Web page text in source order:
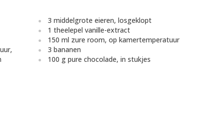
3 middelgrote eieren, losgeklopt
1 theelepel vanille-extract
150 ml zure room, op kamertemperatuur
3 bananen
100 g pure chocolade, in stukjes